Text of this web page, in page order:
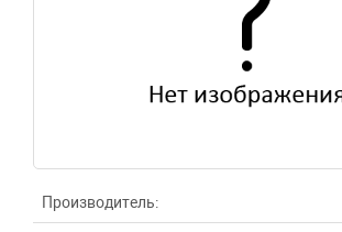
Производитель: